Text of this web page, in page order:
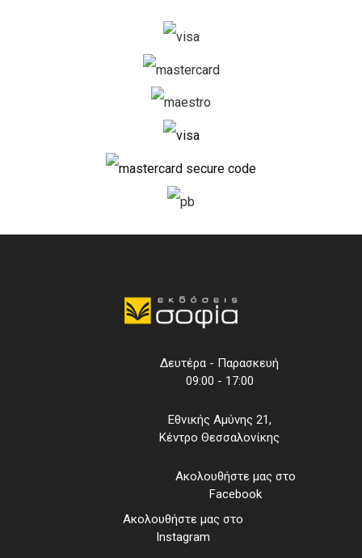
Δευτέρα - Παρασκευή
09:00 - 17:00
Εθνικής Αμύνης 21,
Κέντρο Θεσσαλονίκης
Ακολουθήστε μας στο
Facebook
Ακολουθήστε μας στο
Instagram